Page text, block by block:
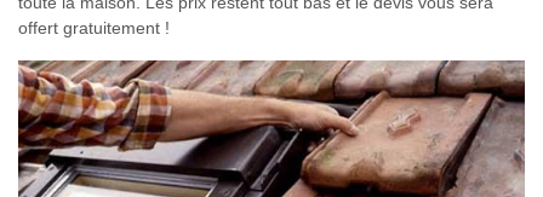
offert gratuitement !